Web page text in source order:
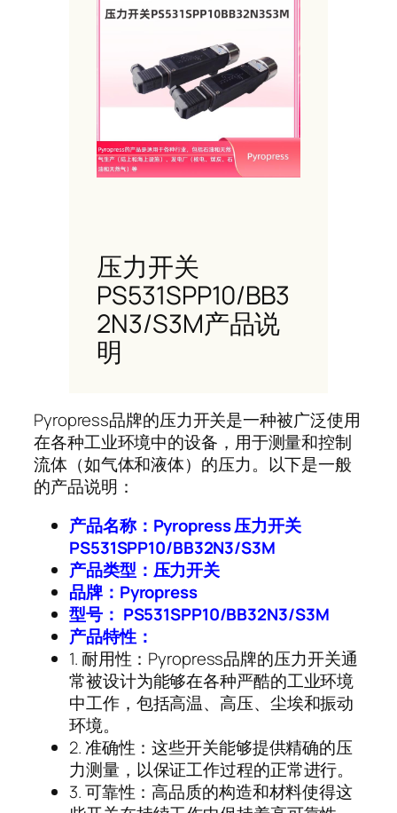
压力开关
PS531SPP10/BB3
2N3/S3M产品说
明
Pyropress品牌的压力开关是一种被广泛使用
在各种工业环境中的设备，用于测量和控制
流体（如气体和液体）的压力。以下是一般
的产品说明：
产品名称：Pyropress 压力开关
PS531SPP10/BB32N3/S3M
产品类型：压力开关
品牌：Pyropress
型号： PS531SPP10/BB32N3/S3M
产品特性：
1. 耐用性：Pyropress品牌的压力开关通
常被设计为能够在各种严酷的工业环境
中工作，包括高温、高压、尘埃和振动
环境。
2. 准确性：这些开关能够提供精确的压
力测量，以保证工作过程的正常进行。
3. 可靠性：高品质的构造和材料使得这